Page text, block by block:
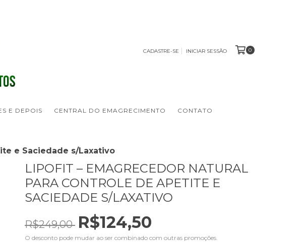
CADASTRE-SE INICIAR SESSÃO 0
E DEPOIS CENTRAL DO EMAGRECIMENTO CONTATO
e Saciedade s/Laxativo
LIPOFIT – EMAGRECEDOR NATURAL
PARA CONTROLE DE APETITE E
SACIEDADE S/LAXATIVO
R$249,00 R$124,50
O desconto pode mudar ao ser combinado com outras promoções.